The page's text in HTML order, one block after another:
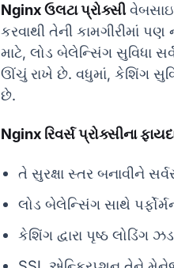
Nginx ઉલટા પ્રોક્સી
કરવાથી તેની કામગીરીમાં
માટે, લોડ બેલેન્સિંગ સુવિધા
ઊંચું રાખે છે. વધુમાં, કેશિંગ
છે.
Nginx રિવર્સ પ્રોક્સીના
તે સુરક્ષા સ્તર બનાવીને
લોડ બેલેન્સિંગ સાથે
કેશિંગ દ્વારા પૃષ્ઠ લોડિંગ